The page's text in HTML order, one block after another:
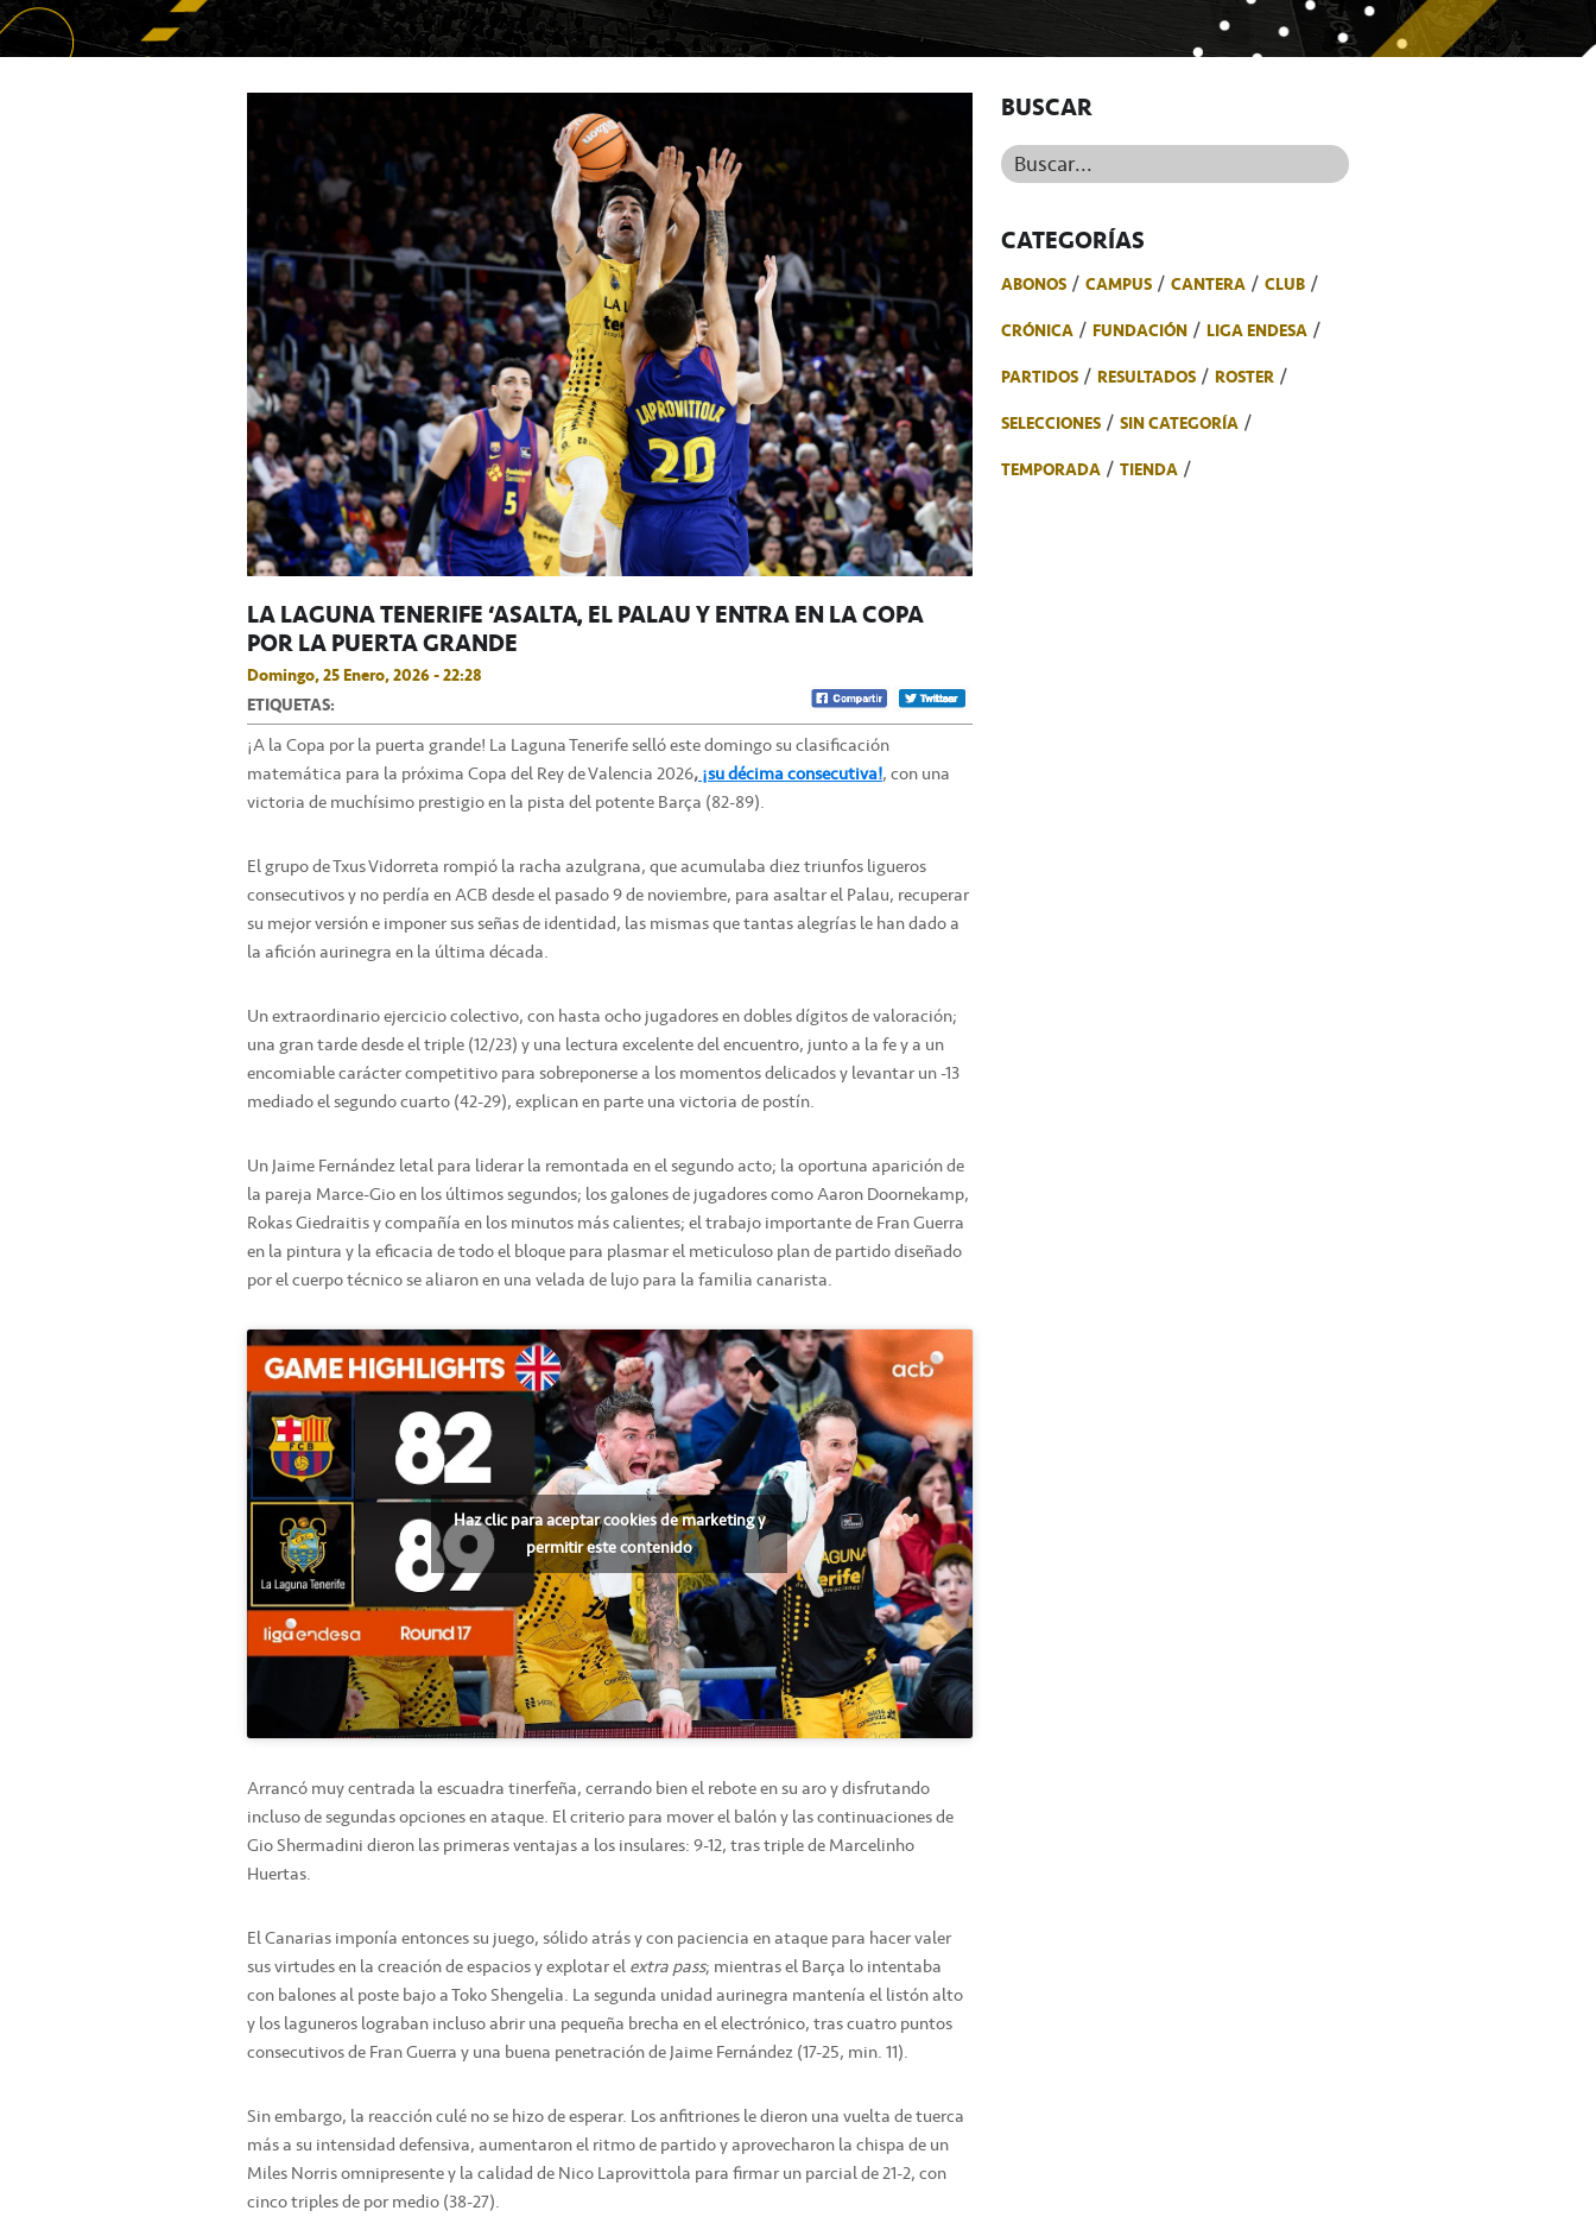
LA LAGUNA TENERIFE ‘ASALTA’ EL PALAU Y ENTRA EN LA COPA
POR LA PUERTA GRANDE
Domingo, 25 Enero, 2026 - 22:28
ETIQUETAS:
¡A la Copa por la puerta grande! La Laguna Tenerife selló este domingo su clasificación
matemática para la próxima Copa del Rey de Valencia 2026,¡su décima consecutiva!, con una
victoria de muchísimo prestigio en la pista del potente Barça (82-89).
El grupo de Txus Vidorreta rompió la racha azulgrana, que acumulaba diez triunfos ligueros
consecutivos y no perdía en ACB desde el pasado 9 de noviembre, para asaltar el Palau, recuperar
su mejor versión e imponer sus señas de identidad, las mismas que tantas alegrías le han dado a
la afición aurinegra en la última década.
Un extraordinario ejercicio colectivo, con hasta ocho jugadores en dobles dígitos de valoración;
una gran tarde desde el triple (12/23) y una lectura excelente del encuentro, junto a la fe y a un
encomiable carácter competitivo para sobreponerse a los momentos delicados y levantar un -13
mediado el segundo cuarto (42-29), explican en parte una victoria de postín.
Un Jaime Fernández letal para liderar la remontada en el segundo acto; la oportuna aparición de
la pareja Marce-Gio en los últimos segundos; los galones de jugadores como Aaron Doornekamp,
Rokas Giedraitis y compañía en los minutos más calientes; el trabajo importante de Fran Guerra
en la pintura y la eficacia de todo el bloque para plasmar el meticuloso plan de partido diseñado
por el cuerpo técnico se aliaron en una velada de lujo para la familia canarista.
Haz clic para aceptar cookies de marketing y
permitir este contenido
Arrancó muy centrada la escuadra tinerfeña, cerrando bien el rebote en su aro y disfrutando
incluso de segundas opciones en ataque. El criterio para mover el balón y las continuaciones de
Gio Shermadini dieron las primeras ventajas a los insulares: 9-12, tras triple de Marcelinho
Huertas.
El Canarias imponía entonces su juego, sólido atrás y con paciencia en ataque para hacer valer
sus virtudes en la creación de espacios y explotar elextra pass; mientras el Barça lo intentaba
con balones al poste bajo a Toko Shengelia. La segunda unidad aurinegra mantenía el listón alto
y los laguneros lograban incluso abrir una pequeña brecha en el electrónico, tras cuatro puntos
consecutivos de Fran Guerra y una buena penetración de Jaime Fernández (17-25, min. 11).
Sin embargo, la reacción culé no se hizo de esperar. Los anfitriones le dieron una vuelta de tuerca
más a su intensidad defensiva, aumentaron el ritmo de partido y aprovecharon la chispa de un
Miles Norris omnipresente y la calidad de Nico Laprovittola para firmar un parcial de 21-2, con
cinco triples de por medio (38-27).
BUSCAR
Buscar...
CATEGORÍAS
ABONOS CAMPUS CANTERA
CLUB
CRÓNICA
FUNDACIÓN
LIGA ENDESA
PARTIDOS
RESULTADOS
ROSTER
SELECCIONES
SIN CATEGORÍA
TEMPORADA
TIENDA